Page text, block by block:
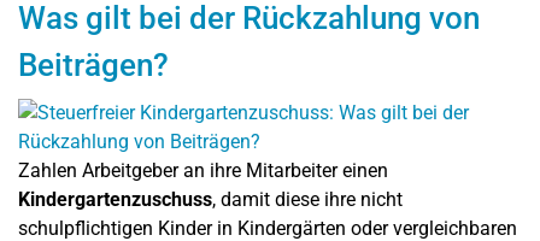
Was gilt bei der Rückzahlung von
Beiträgen?
Zahlen Arbeitgeber an ihre Mitarbeiter einen
Kindergartenzuschuss, damit diese ihre nicht
schulpflichtigen Kinder in Kindergärten oder vergleichbaren